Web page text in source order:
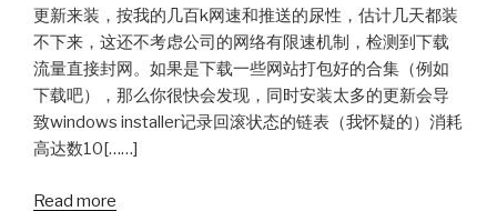
更新来装，按我的几百k网速和推送的尿性，估计几天都装
不下来，这还不考虑公司的网络有限速机制，检测到下载
流量直接封网。如果是下载一些网站打包好的合集（例如
下载吧），那么你很快会发现，同时安装太多的更新会导
致windows installer记录回滚状态的链表（我怀疑的）消耗
高达数10[……]
Read more